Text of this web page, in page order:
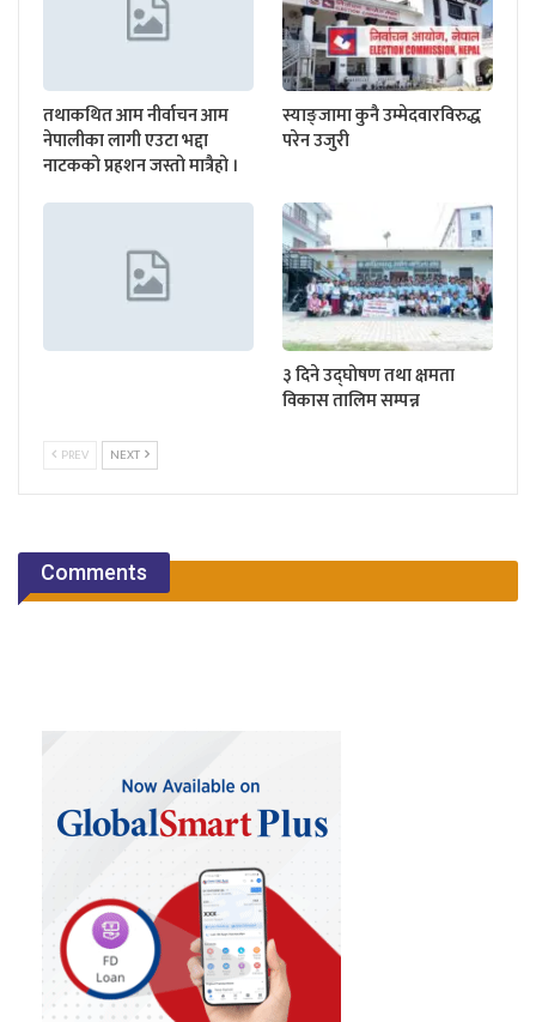
तथाकथित आम नीर्वाचन आम
नेपालीका लागी एउटा भद्दा
नाटकको प्रहशन जस्तो मात्रैहो ।
स्याङ्जामा कुनै उम्मेदवारविरुद्ध
परेन उजुरी
३ दिने उद्घोषण तथा क्षमता
विकास तालिम सम्पन्न
PREV NEXT
Comments